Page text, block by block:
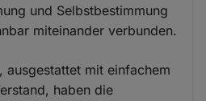
und Selbstbestimmung
miteinander verbunden.
ausgestattet mit einfachem
haben die